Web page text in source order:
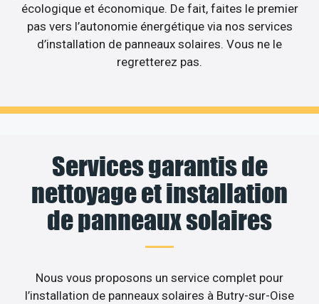
écologique et économique. De fait, faites le premier
pas vers l’autonomie énergétique via nos services
d’installation de panneaux solaires. Vous ne le
regretterez pas.
Services garantis de
nettoyage et installation
de panneaux solaires
Nous vous proposons un service complet pour
l’installation de panneaux solaires à Butry-sur-Oise